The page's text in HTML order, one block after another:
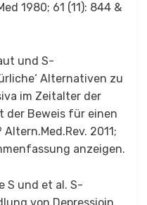
1980; 61 (11): 844 &
und S-
Alternativen zu
im Zeitalter der
der Beweis für einen
2011;
anzeigen.
S und et al. S-